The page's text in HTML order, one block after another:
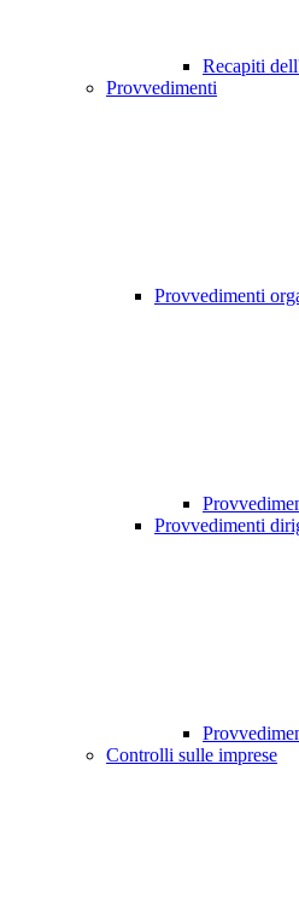
Recapiti
Provvedimenti
Provvedimenti
Provvedimenti
Controlli sulle imprese